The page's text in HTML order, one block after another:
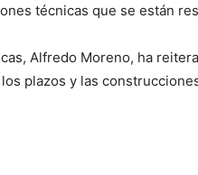
técnicas que se están
Alfredo Moreno, ha
plazos y las